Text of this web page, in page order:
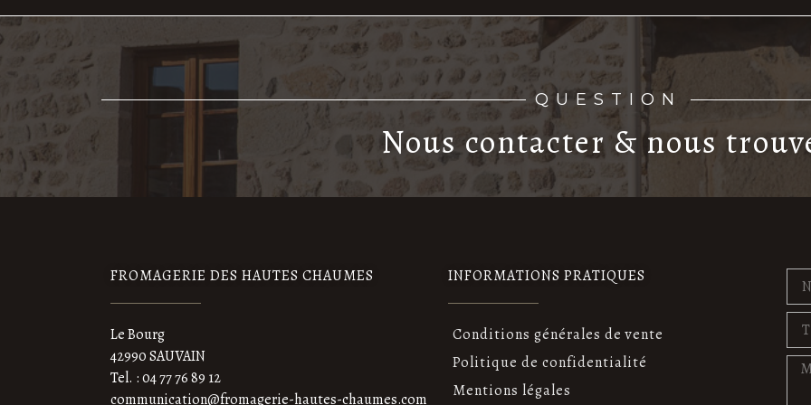
QUESTION
Nous contacter & nous
FROMAGERIE DES HAUTES CHAUMES
Le Bourg
42990 SAUVAIN
Tel. : 04 77 76 89 12
communication@fromagerie-hautes-chaumes.com
INFORMATIONS PRATIQUES
Conditions générales de vente
Politique de confidentialité
Mentions légales